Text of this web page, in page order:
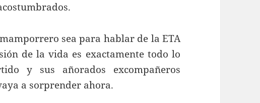
sea para hablar de la ETA
de la vida es exactamente todo lo
y sus añorados excompañeros
a sorprender ahora.